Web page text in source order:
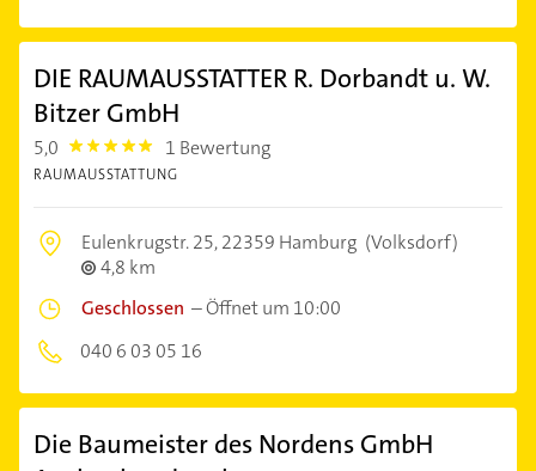
DIE RAUMAUSSTATTER R. Dorbandt u. W.
Bitzer GmbH
5,0 5.0 1 Bewertung
RAUMAUSSTATTUNG
Eulenkrugstr. 25,22359 Hamburg (Volksdorf)
4,8 km
Geschlossen –Öffnet um 10:00
040 6 03 05 16
Die Baumeister des Nordens GmbH